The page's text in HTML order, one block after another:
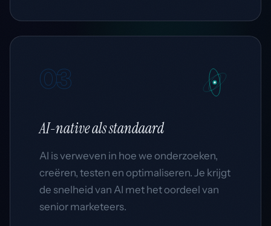
03
AI-nativeals standaard
AI is verweven in hoe we onderzoeken,
creëren, testen en optimaliseren. Je krijgt
de snelheid van AI met het oordeel van
senior marketeers.